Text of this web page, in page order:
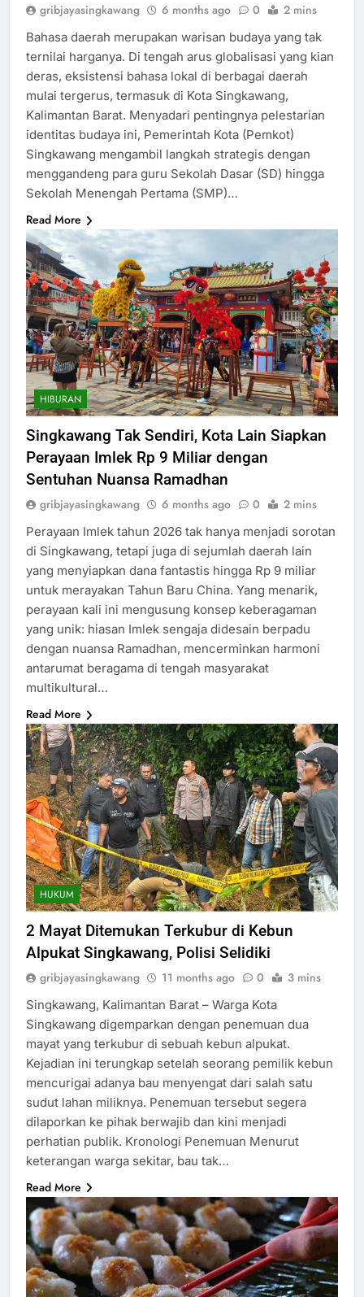
gribjayasingkawang 6 months ago 0 2 mins
Bahasa daerah merupakan warisan budaya yang tak
ternilai harganya. Di tengah arus globalisasi yang kian
deras, eksistensi bahasa lokal di berbagai daerah
mulai tergerus, termasuk di Kota Singkawang,
Kalimantan Barat. Menyadari pentingnya pelestarian
identitas budaya ini, Pemerintah Kota (Pemkot)
Singkawang mengambil langkah strategis dengan
menggandeng para guru Sekolah Dasar (SD) hingga
Sekolah Menengah Pertama (SMP)…
Read More
HIBURAN
Singkawang Tak Sendiri, Kota Lain Siapkan
Perayaan Imlek Rp 9 Miliar dengan
Sentuhan Nuansa Ramadhan
gribjayasingkawang 6 months ago 0 2 mins
Perayaan Imlek tahun 2026 tak hanya menjadi sorotan
di Singkawang, tetapi juga di sejumlah daerah lain
yang menyiapkan dana fantastis hingga Rp 9 miliar
untuk merayakan Tahun Baru China. Yang menarik,
perayaan kali ini mengusung konsep keberagaman
yang unik: hiasan Imlek sengaja didesain berpadu
dengan nuansa Ramadhan, mencerminkan harmoni
antarumat beragama di tengah masyarakat
multikultural…
Read More
HUKUM
2 Mayat Ditemukan Terkubur di Kebun
Alpukat Singkawang, Polisi Selidiki
gribjayasingkawang 11 months ago 0 3 mins
Singkawang, Kalimantan Barat – Warga Kota
Singkawang digemparkan dengan penemuan dua
mayat yang terkubur di sebuah kebun alpukat.
Kejadian ini terungkap setelah seorang pemilik kebun
mencurigai adanya bau menyengat dari salah satu
sudut lahan miliknya. Penemuan tersebut segera
dilaporkan ke pihak berwajib dan kini menjadi
perhatian publik. Kronologi Penemuan Menurut
keterangan warga sekitar, bau tak…
Read More